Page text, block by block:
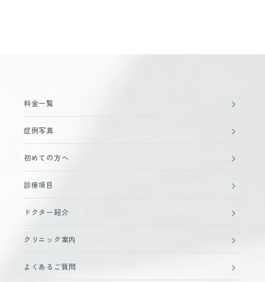
料金一覧
症例写真
初めての方へ
診療項目
ドクター紹介
クリニック案内
よくあるご質問